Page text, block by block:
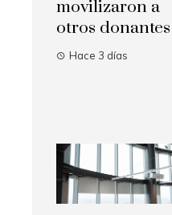
movilizaron a
otros donantes
Hace 3 días